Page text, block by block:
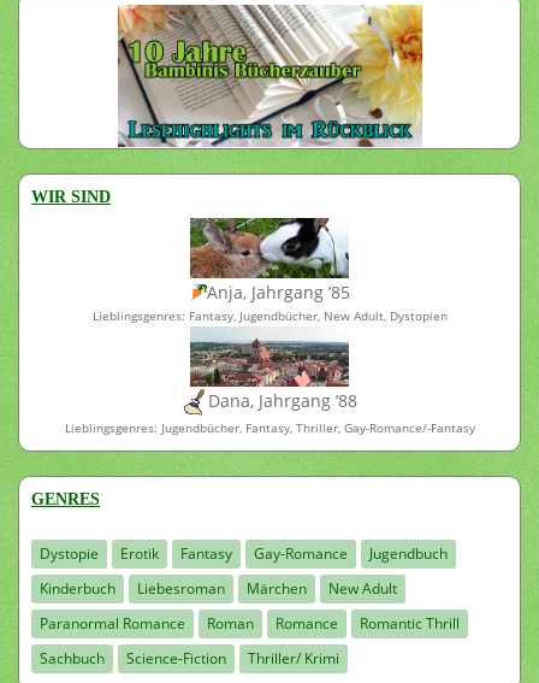
WIR SIND
Anja, Jahrgang ’85
Lieblingsgenres: Fantasy, Jugendbücher, New Adult, Dystopien
Dana, Jahrgang ’88
Lieblingsgenres: Jugendbücher, Fantasy, Thriller, Gay-Romance/-Fantasy
GENRES
Dystopie Erotik Fantasy Gay-Romance
Jugendbuch
Kinderbuch
Liebesroman Märchen
New Adult
Paranormal Romance
Roman Romance
Romantic Thrill
Sachbuch
Science-Fiction Thriller/ Krimi